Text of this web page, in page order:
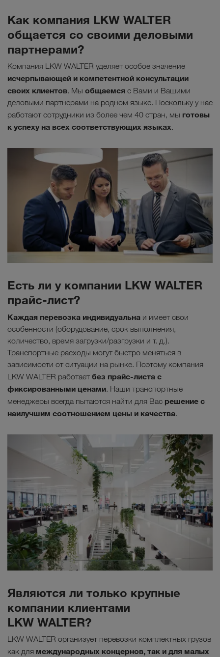
Как компания LKW WALTER
общается со своими деловыми
партнерами?
Компания LKW WALTER уделяет особое значение
исчерпывающей и компетентной консультации
своих клиентов. Мы общаемся с Вами и Вашими
деловыми партнерами на родном языке. Поскольку у нас
работают сотрудники из более чем 40 стран, мы готовы
к успеху на всех соответствующих языках.
Есть ли у компании LKW WALTER
прайс-лист?
Каждая перевозка индивидуальна и имеет свои
особенности (оборудование, срок выполнения,
количество, время загрузки/разгрузки и т. д.).
Транспортные расходы могут быстро меняться в
зависимости от ситуации на рынке. Поэтому компания
LKW WALTER работает без прайс-листа с
фиксированными ценами. Наши транспортные
менеджеры всегда пытаются найти для Вас решение с
наилучшим соотношением цены и качества.
Являются ли только крупные
компании клиентами
LKW WALTER?
LKW WALTER организует перевозки комплектных грузов
как для международных концернов, так и для малых